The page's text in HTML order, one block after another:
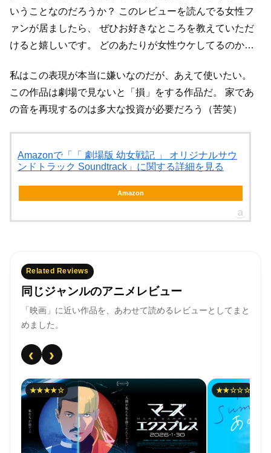
いうことなのだろうか？ このレビューを読んでる女性フ
ァンが居ましたら、
ぜひお好きなところを教えていただ
けると嬉しいです。
どのあたりが女性ウケしてるのか…
私はこの表現が本当に嫌いなのだが、あえて使いたい。
この作品は劇場で見ないと「損」をする作品だ。
家であ
の音を再現するのは多大な投資が必要だろう（苦笑）
Amazonで「「 劇場版 幼女戦記 」 オリジナルサウ
ンドトラック Soundtrack」に関する詳細を見る
Amazon
Related Reviews
同じジャンルのアニメレビュー
「映画」に近い作品を、あわせて読めるレビューとしてまと
めました。
‹ ›
★★★★☆ ★★☆☆☆